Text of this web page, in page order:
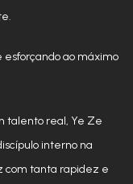
ao máximo
talento real, Ye Ze
interno na
com tanta rapidez e